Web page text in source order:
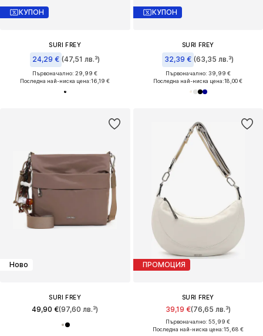
КУПОН
SURI FREY
24,29 € (47,51 лв.³)
Първоначално: 29,99 €
Последна най-ниска цена:16,19 €
КУПОН
SURI FREY
32,39 € (63,35 лв.³)
Първоначално: 39,99 €
Последна най-ниска цена:18,00 €
Ново
SURI FREY
49,90 €(97,60 лв.³)
ПРОМОЦИЯ
SURI FREY
39,19 €(76,65 лв.³)
Първоначално: 55,99 €
Последна най-ниска цена:15,68 €